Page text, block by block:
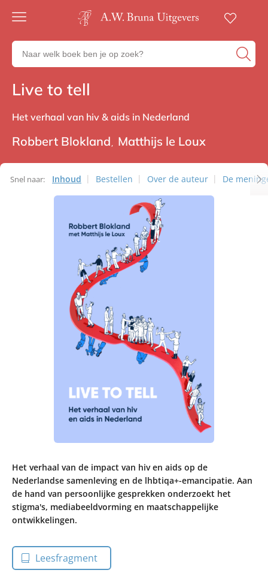
Gratis
23:00
volgende
werkdag
betalen
retourneren
Zoeken
naar
auteurs
uitgevers
Non-fictie
Live to tell
Het verhaal van hiv & aids in Nederland
Robbert Blokland Matthijs le Loux
Snel naar: Inhoud Bestellen Over de auteur De
Het verhaal van de impact van hiv en aids op de
Nederlandse samenleving en de lhbtiqa+-emancipatie. Aan
de hand van persoonlijke gesprekken onderzoekt het
stigma's, mediabeeldvorming en maatschappelijke
ontwikkelingen.
Leesfragment